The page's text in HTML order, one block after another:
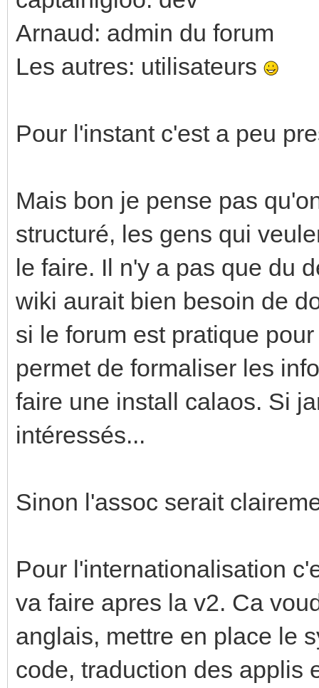
Arnaud: admin du forum
Les autres: utilisateurs
Pour l'instant c'est a peu
Mais bon je pense pas
structuré, les gens qui
le faire. Il n'y a pas que du
wiki aurait bien besoin de
si le forum est pratique
permet de formaliser les
faire une install calaos. Si
intéressés...
Sinon l'assoc serait
Pour l'internationalisation
va faire apres la v2. Ca
anglais, mettre en place le
code, traduction des applis